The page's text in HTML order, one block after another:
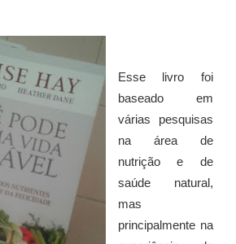
Esse livro foi
baseado em
várias pesquisas
na área de
nutrição e de
saúde natural,
mas
principalmente na